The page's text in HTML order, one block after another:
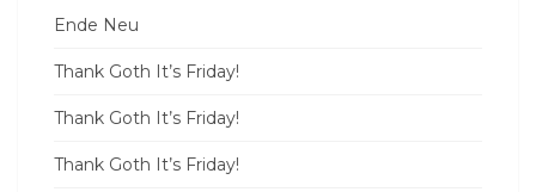
Ende Neu
Thank Goth It’s Friday!
Thank Goth It’s Friday!
Thank Goth It’s Friday!